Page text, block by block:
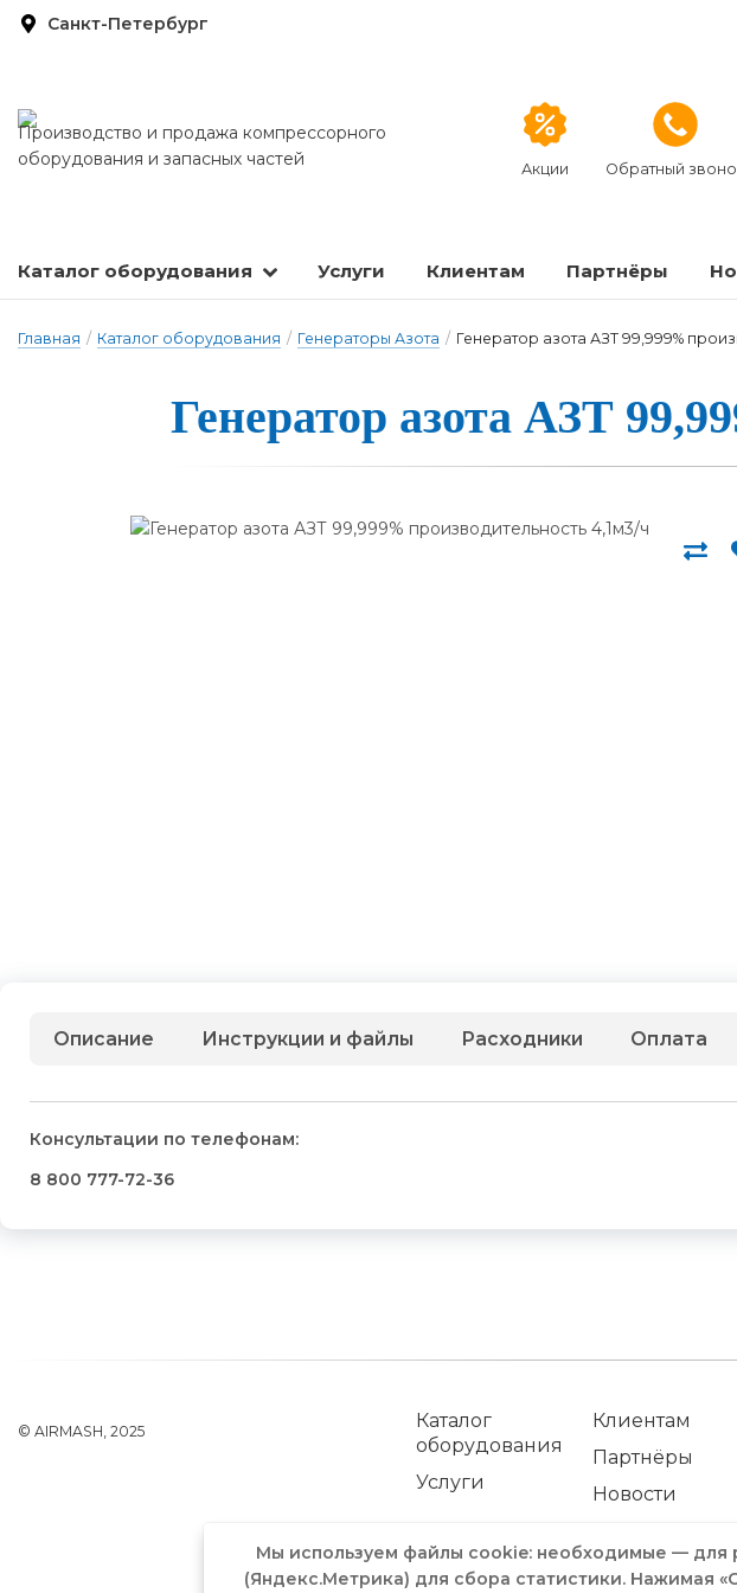
Санкт-Петербург
Производство и продажа компрессорного
оборудования и запасных частей
Акции Обратный
Каталог оборудования Услуги Клиентам Партнёры
Главная / Каталог оборудования / Генераторы Азота / Генератор азота АЗТ 99,999%
Ге­не­ра­тор а­зо­та АЗТ
Описание Инструкции и файлы Расходники Оплата
Консультации по телефонам:
8 800 777-72-36
© AIRMASH, 2025
Каталог
оборудования
Услуги
Клиентам
Партнёры
Новости
Мы используем файлы cookie: необходимые — для
(Яндекс.Метрика) для сбора статистики. Нажимая